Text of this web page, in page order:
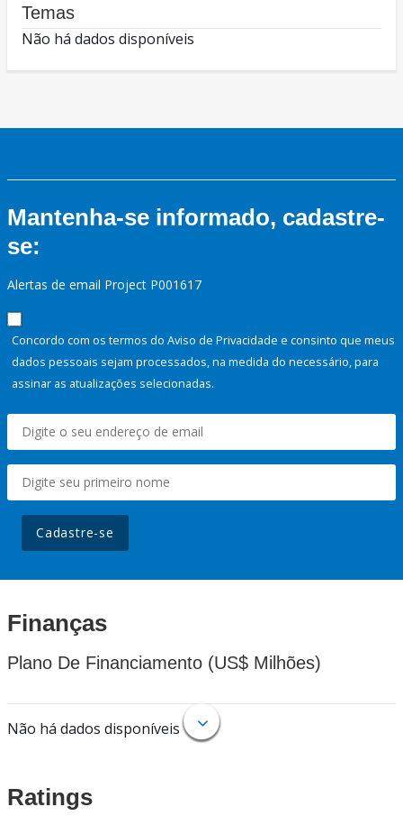
Temas
Não há dados disponíveis
Mantenha-se informado, cadastre-
se:
Alertas de email Project P001617
Concordo com os termos do Aviso de Privacidade e consinto que meus
dados pessoais sejam processados, na medida do necessário, para
assinar as atualizações selecionadas.
Cadastre-se
Finanças
Plano De Financiamento (US$ Milhões)
Não há dados disponíveis
Ratings